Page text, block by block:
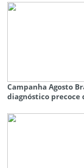
Campanha Agosto
diagnóstico precoce